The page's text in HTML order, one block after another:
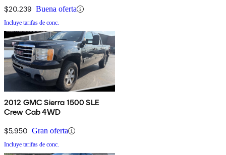
$20,239 Buena oferta
Incluye tarifas de conc.
2012 GMC Sierra 1500 SLE
Crew Cab 4WD
$5,950 Gran oferta
Incluye tarifas de conc.